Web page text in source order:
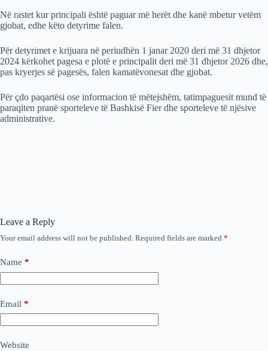
Në rastet kur principali është paguar më herët dhe kanë mbetur vetëm
gjobat, edhe këto detyrime falen.
​Për detyrimet e krijuara në periudhën 1 janar 2020 deri më 31 dhjetor
2024 kërkohet pagesa e plotë e principalit deri më 31 dhjetor 2026 dhe,
pas kryerjes së pagesës, falen kamatëvonesat dhe gjobat.​
Për çdo paqartësi ose informacion të mëtejshëm, tatimpaguesit mund të
paraqiten pranë sporteleve të Bashkisë Fier dhe sporteleve të njësive
administrative.
Leave a Reply
Your email address will not be published. Required fields are marked *
Name *
Email *
Website